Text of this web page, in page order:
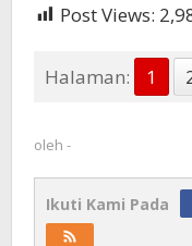
Post Views:
Halaman: 1
oleh -
Ikuti Kami Pada